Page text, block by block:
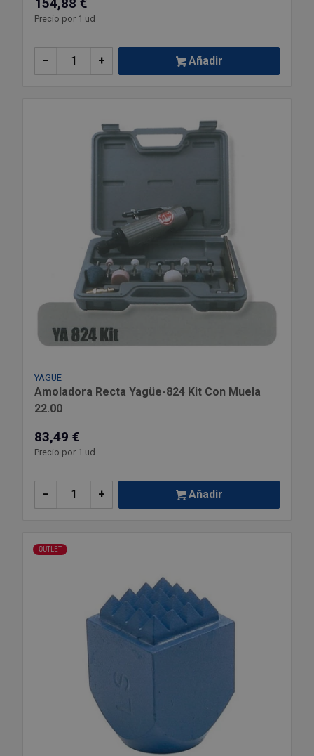
Precio por 1 ud
+
– Añadir
YAGUE
Amoladora Recta Yagüe-824 Kit Con Muela
22.00
83,49 €
Precio por 1 ud
+
– Añadir
OUTLET